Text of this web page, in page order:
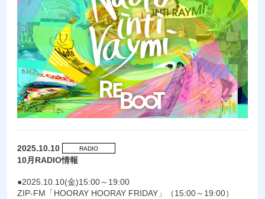
2025.10.10 RADIO
10月RADIO情報
●2025.10.10(金)15:00～19:00
ZIP-FM「HOORAY HOORAY FRIDAY」（15:00～19:00）